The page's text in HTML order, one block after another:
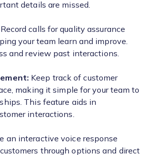
details are missed.
Record calls for quality assurance
your team learn and improve.
and review past interactions.
Keep track of customer
making it simple for your team to
This feature aids in
interactions.
an interactive voice response
through options and direct